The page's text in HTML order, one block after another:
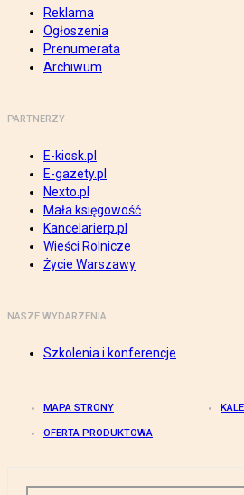
Reklama
Ogłoszenia
Prenumerata
Archiwum
PARTNERZY
E-kiosk.pl
E-gazety.pl
Nexto.pl
Mała księgowość
Kancelarierp.pl
Wieści Rolnicze
Życie Warszawy
NASZE WYDARZENIA
Szkolenia i konferencje
MAPA STRONY
OFERTA PRODUKTOWA